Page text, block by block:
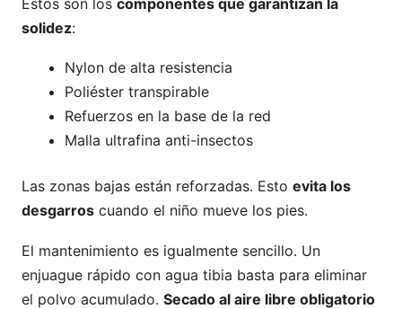
solidez:
Nylon de alta resistencia
Poliéster transpirable
Refuerzos en la base de la red
Malla ultrafina anti-insectos
Las zonas bajas están reforzadas. Esto evita los
desgarros cuando el niño mueve los pies.
El mantenimiento es igualmente sencillo. Un
enjuague rápido con agua tibia basta para eliminar
el polvo acumulado. Secado al aire libre obligatorio